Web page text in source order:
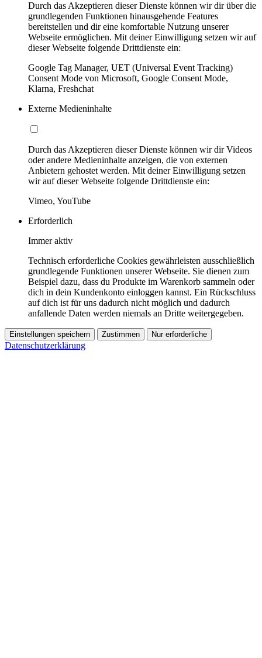
Durch das Akzeptieren dieser Dienste können wir dir über die
grundlegenden Funktionen hinausgehende Features
bereitstellen und dir eine komfortable Nutzung unserer
Webseite ermöglichen. Mit deiner Einwilligung setzen wir auf
dieser Webseite folgende Drittdienste ein:
Google Tag Manager, UET (Universal Event Tracking)
Consent Mode von Microsoft, Google Consent Mode,
Klarna, Freshchat
Externe Medieninhalte
Durch das Akzeptieren dieser Dienste können wir dir Videos
oder andere Medieninhalte anzeigen, die von externen
Anbietern gehostet werden. Mit deiner Einwilligung setzen
wir auf dieser Webseite folgende Drittdienste ein:
Vimeo, YouTube
Erforderlich
Immer aktiv
Technisch erforderliche Cookies gewährleisten ausschließlich
grundlegende Funktionen unserer Webseite. Sie dienen zum
Beispiel dazu, dass du Produkte im Warenkorb sammeln oder
dich in dein Kundenkonto einloggen kannst. Ein Rückschluss
auf dich ist für uns dadurch nicht möglich und dadurch
anfallende Daten werden niemals an Dritte weitergegeben.
Einstellungen speichern Zustimmen Nur erforderliche
Datenschutzerklärung